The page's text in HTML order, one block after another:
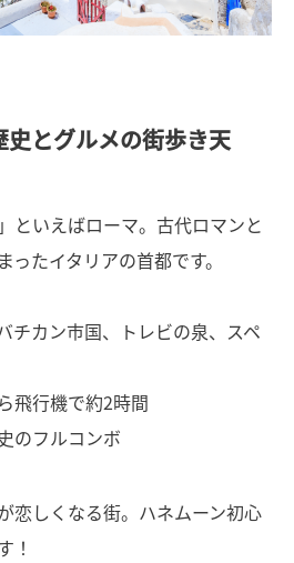
とグルメの街歩き天
といえばローマ。古代ロマンと
たイタリアの首都です。
チカン市国、トレビの泉、スペ
飛行機で約2時間
のフルコンボ
恋しくなる街。ハネムーン初心
！